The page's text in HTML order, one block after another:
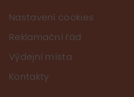
Nastavení cookies
Reklamační řád
Výdejní místa
Kontakty